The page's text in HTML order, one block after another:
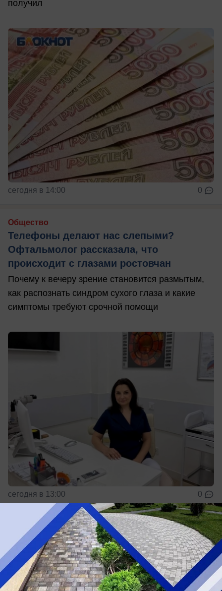
получил
сегодня в 14:00 0
Общество
Телефоны делают нас слепыми?
Офтальмолог рассказала, что
происходит с глазами ростовчан
Почему к вечеру зрение становится размытым,
как распознать синдром сухого глаза и какие
симптомы требуют срочной помощи
сегодня в 13:00 0
Общество
В Ростовской области почти 30 лет
принимали индийских воробьев за
домовых
В заповеднике живут разные воробушки